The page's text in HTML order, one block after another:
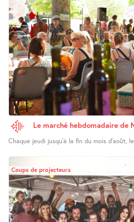
Le marché hebdomadaire de
Chaque jeudi jusqu’à la fin du mois d’août,
Coups de projecteurs